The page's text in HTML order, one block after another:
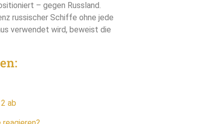
– gegen Russland.
russischer Schiffe ohne jede
verwendet wird, beweist die
ab